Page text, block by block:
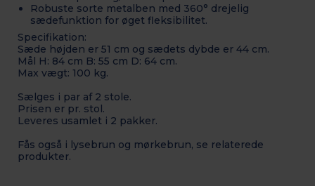
Robuste sorte metalben med 360° drejelig
sædefunktion for øget fleksibilitet.
Specifikation:
Sæde højden er 51 cm og sædets dybde er 44 cm.
Mål H: 84 cm B: 55 cm D: 64 cm.
Max vægt: 100 kg.
Sælges i par af 2 stole.
Prisen er pr. stol.
Leveres usamlet i 2 pakker.
Fås også i lysebrun og mørkebrun, se relaterede
produkter.